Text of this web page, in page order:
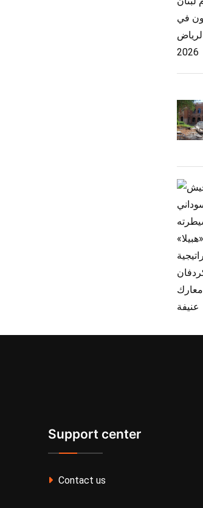
Support center
Contact us